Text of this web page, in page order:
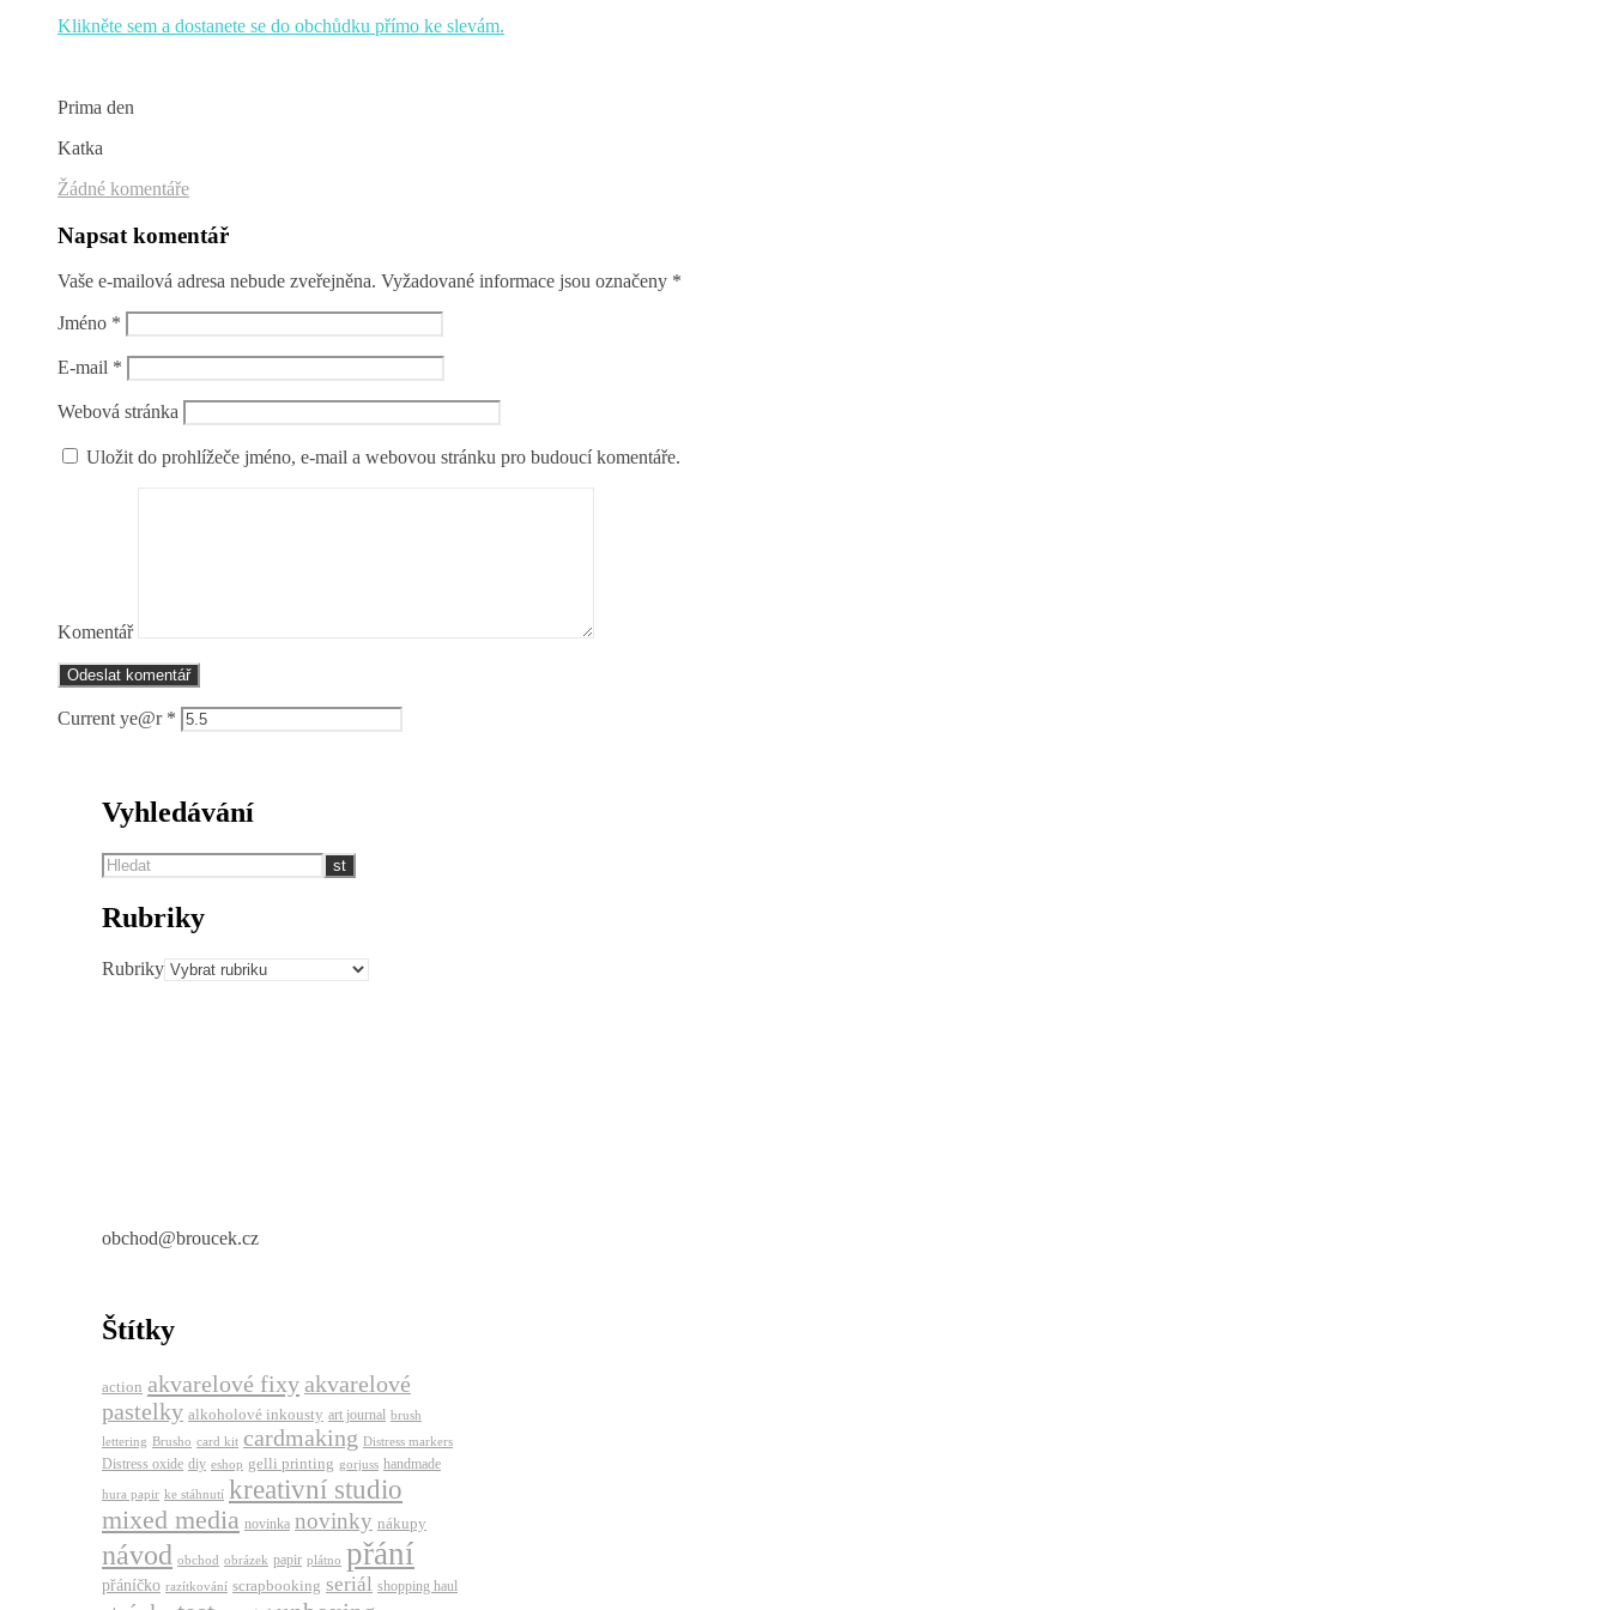
Klikněte sem a dostanete se do obchůdku přímo ke slevám.
Prima den
Katka
Žádné komentáře
Napsat komentář
Vaše e-mailová adresa nebude zveřejněna. Vyžadované informace jsou označeny *
Jméno *
E-mail *
Webová stránka
Uložit do prohlížeče jméno, e-mail a webovou stránku pro budoucí komentáře.
Komentář
Current ye@r *
Vyhledávání
Rubriky
Rubriky
obchod@broucek.cz
Štítky
action akvarelové fixyakvarelové
pastelky alkoholové inkousty art journal brush
lettering Brusho card kit cardmaking Distress markers
Distress oxide diy eshop gelli printing gorjuss handmade
hura papir ke stáhnutí kreativní studio
mixed media novinka novinky nákupy
návod obchod obrázek papir plátno přání
přáníčko razítkování scrapbooking seriál shopping haul